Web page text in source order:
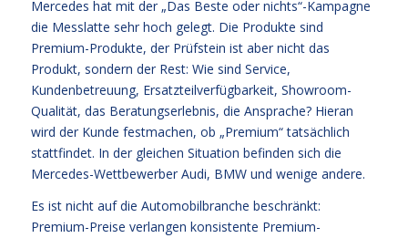
Mercedes hat mit der „Das Beste oder nichts“-Kampagne
die Messlatte sehr hoch gelegt. Die Produkte sind
Premium-Produkte, der Prüfstein ist aber nicht das
Produkt, sondern der Rest: Wie sind Service,
Kundenbetreuung, Ersatzteilverfügbarkeit, Showroom-
Qualität, das Beratungserlebnis, die Ansprache? Hieran
wird der Kunde festmachen, ob „Premium“ tatsächlich
stattfindet. In der gleichen Situation befinden sich die
Mercedes-Wettbewerber Audi, BMW und wenige andere.
Es ist nicht auf die Automobilbranche beschränkt:
Premium-Preise verlangen konsistente Premium-